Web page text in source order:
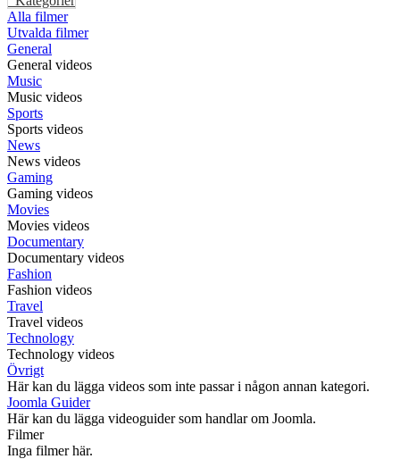
Alla filmer
Utvalda filmer
General
General videos
Music
Music videos
Sports
Sports videos
News
News videos
Gaming
Gaming videos
Movies
Movies videos
Documentary
Documentary videos
Fashion
Fashion videos
Travel
Travel videos
Technology
Technology videos
Övrigt
Här kan du lägga videos som inte passar i någon annan kategori.
Joomla Guider
Här kan du lägga videoguider som handlar om Joomla.
Filmer
Inga filmer här.